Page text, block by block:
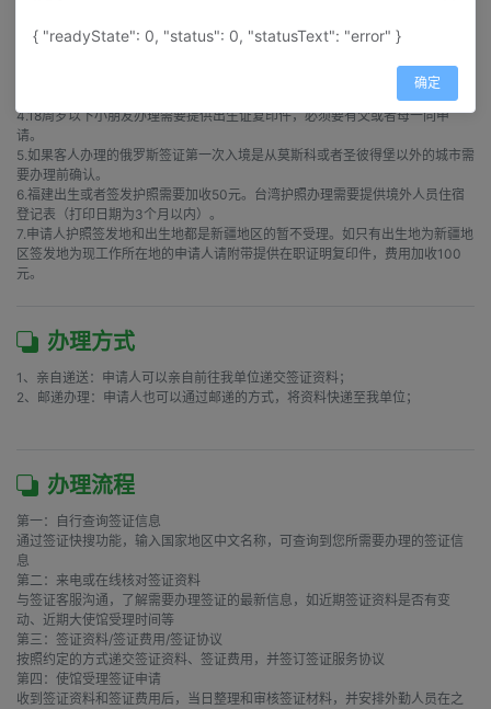
月12日生效）获得签证后，签证的有效时间和停留时间是根据申请人提供前往
批出后只有5天的停留期）。生效时间指定一定要在申请之日起计算两个月内。
4.18周岁以下小朋友办理需要提供出生证复印件，必须要有父或者母一同申
请。
5.如果客人办理的俄罗斯签证第一次入境是从莫斯科或者圣彼得堡以外的城市需
要办理前确认。
6.福建出生或者签发护照需要加收50元。台湾护照办理需要提供境外人员住宿
登记表（打印日期为3个月以内）。
7.申请人护照签发地和出生地都是新疆地区的暂不受理。如只有出生地为新疆地
区签发地为现工作所在地的申请人请附带提供在职证明复印件，费用加收100
元。
办理方式
1、亲自递送：申请人可以亲自前往我单位递交签证资料；
2、邮递办理：申请人也可以通过邮递的方式，将资料快递至我单位；
办理流程
第一：自行查询签证信息
通过签证快搜功能，输入国家地区中文名称，可查询到您所需要办理的签证信
息
第二：来电或在线核对签证资料
与签证客服沟通，了解需要办理签证的最新信息，如近期签证资料是否有变
动、近期大使馆受理时间等
第三：签证资料/签证费用/签证协议
按照约定的方式递交签证资料、签证费用，并签订签证服务协议
第四：使馆受理签证申请
收到签证资料和签证费用后，当日整理和审核签证材料，并安排外勤人员在之
{ "readyState": 0, "status": 0, "statusText": "error" }
确定